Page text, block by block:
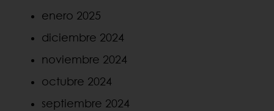
enero 2025
diciembre 2024
noviembre 2024
octubre 2024
septiembre 2024